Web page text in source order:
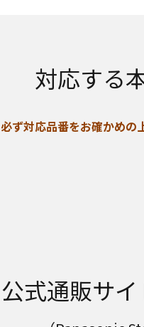
対応する
必ず対応品番をお確かめの
公式通販サ